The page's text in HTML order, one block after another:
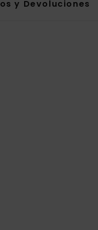
y Devoluciones